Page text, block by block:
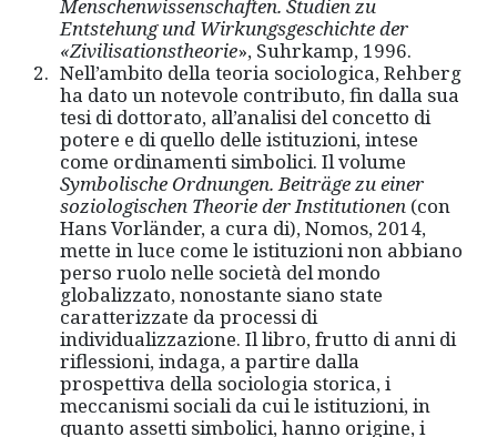
Menschenwissenschaften. Studien zu
Entstehung und Wirkungsgeschichte der
«Zivilisationstheorie», Suhrkamp, 1996.
Nell’ambito della teoria sociologica, Rehberg
ha dato un notevole contributo, fin dalla sua
tesi di dottorato, all’analisi del concetto di
potere e di quello delle istituzioni, intese
come ordinamenti simbolici. Il volume
Symbolische Ordnungen. Beiträge zu einer
soziologischen Theorie der Institutionen(con
Hans Vorländer, a cura di), Nomos, 2014,
mette in luce come le istituzioni non abbiano
perso ruolo nelle società del mondo
globalizzato, nonostante siano state
caratterizzate da processi di
individualizzazione. Il libro, frutto di anni di
riflessioni, indaga, a partire dalla
prospettiva della sociologia storica, i
meccanismi sociali da cui le istituzioni, in
quanto assetti simbolici, hanno origine, i